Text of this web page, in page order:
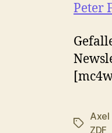
Peter
Axel
ZDF